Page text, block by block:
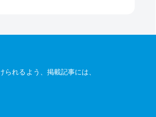
れるよう、掲載記事には、